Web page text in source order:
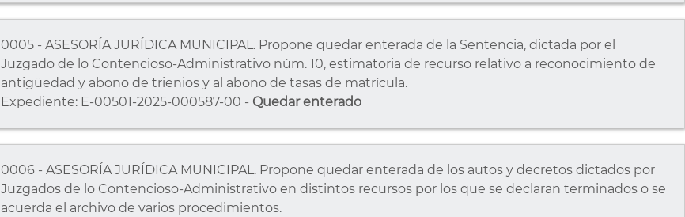
0005 - ASESORÍA JURÍDICA MUNICIPAL. Propone quedar enterada de la Sentencia, dictada por el
Juzgado de lo Contencioso-Administrativo núm. 10, estimatoria de recurso relativo a reconocimiento de
antigüedad y abono de trienios y al abono de tasas de matrícula.
Expediente: E-00501-2025-000587-00 - Quedar enterado
0006 - ASESORÍA JURÍDICA MUNICIPAL. Propone quedar enterada de los autos y decretos dictados por
Juzgados de lo Contencioso-Administrativo en distintos recursos por los que se declaran terminados o se
acuerda el archivo de varios procedimientos.